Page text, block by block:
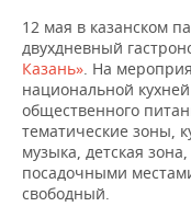
12 мая в казанском
двухдневный
Казань». На
национальной
общественного
тематические зоны,
музыка, детская
посадочными
свободный.